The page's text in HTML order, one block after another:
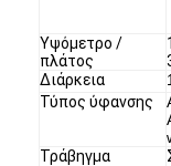
Υψόμετρο /
πλάτος
Διάρκεια
Τύπος ύφανσης
Τράβηγμα